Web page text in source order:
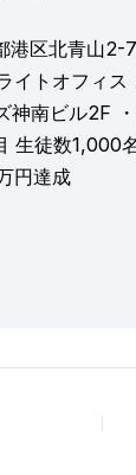
港区北青山2-
イトオフィス
神南ビル2F
生徒数1,000
円達成